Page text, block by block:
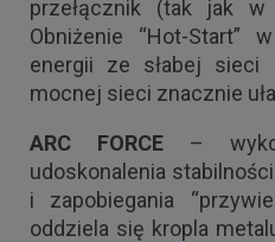
przełącznik (tak jak w
Obniżenie “Hot-Start”
energii ze słabej
mocnej sieci znacznie
ARC FORCE –
udoskonalenia
i zapobiegania
oddziela się kropla